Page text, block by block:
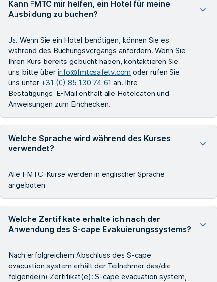
Kann FMTC mir helfen, ein Hotel für meine
Ausbildung zu buchen?
Ja. Wenn Sie ein Hotel benötigen, können Sie es
während des Buchungsvorgangs anfordern. Wenn Sie
Ihren Kurs bereits gebucht haben, kontaktieren Sie
uns bitte über info@fmtcsafety.com oder rufen Sie
uns unter +31 (0) 85 130 74 61 an. Ihre
Bestätigungs-E-Mail enthält alle Hoteldaten und
Anweisungen zum Einchecken.
Welche Sprache wird während des Kurses
verwendet?
Alle FMTC-Kurse werden in englischer Sprache
angeboten.
Welche Zertifikate erhalte ich nach der
Anwendung des S-cape Evakuierungssystems?
Nach erfolgreichem Abschluss des S-cape
evacuation system erhält der Teilnehmer das/die
folgende(n) Zertifikat(e): S-cape evacuation system,